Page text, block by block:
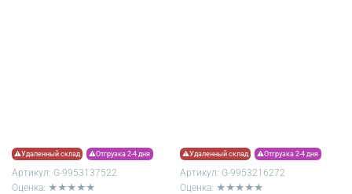
⚠Удаленный склад ⚠Отгрузка 2-4 дня
Артикул: G-9953137522
Оценка: ★★★★★
⚠Удаленный склад ⚠Отгрузка 2-4 дня
Артикул: G-9953216272
Оценка: ★★★★★